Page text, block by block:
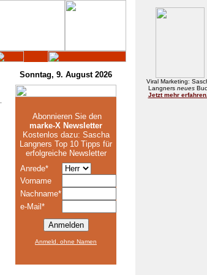
Sonntag, 9. August 2026
Abonnieren Sie den
marke-X Newsletter
Kostenlos dazu: Sascha
Langners Top 10 Tipps für
erfolgreiche Newsletter
Anrede*
Vorname
Nachname*
e-Mail*
Anmeld. ohne Namen
Viral Marketing:
Langners neues
Jetzt mehr